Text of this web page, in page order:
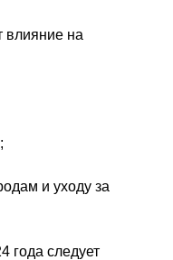
на
и уходу за
года следует